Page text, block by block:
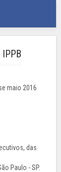
das
Paulo - SP.